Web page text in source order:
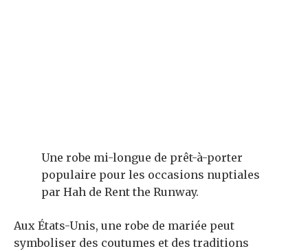
Une robe mi-longue de prêt-à-porter
populaire pour les occasions nuptiales
par Hah de Rent the Runway.
Aux États-Unis, une robe de mariée peut
symboliser des coutumes et des traditions